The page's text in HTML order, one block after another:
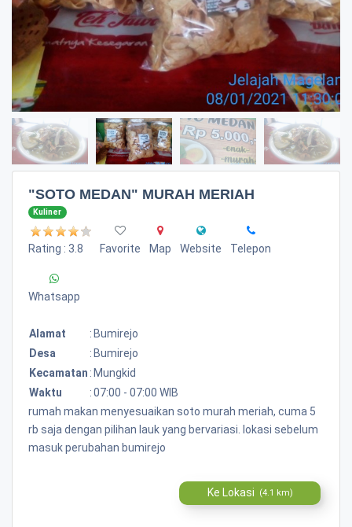
"SOTO MEDAN" MURAH MERIAH
Kuliner
Rating : 3.8 Favorite Map Website Telepon
Whatsapp
Alamat : Bumirejo
Desa
: Bumirejo
Kecamatan : Mungkid
Waktu
:07:00 - 07:00 WIB
rumah makan menyesuaikan soto murah meriah, cuma 5
rb saja dengan pilihan lauk yang bervariasi. lokasi sebelum
masuk perubahan bumirejo
Ke Lokasi (4.1 km)